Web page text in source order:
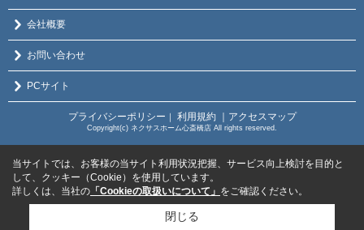
会社概要
お問い合わせ
PCサイト
プライバシーポリシー ｜ 利用規約 ｜アクセスマップ
Copyright(c) ネクサスホーム心斎橋店 All rights reserved.
当サイトでは、お客様の当サイト利用状況把握、サービス向上検討を目的と
して、クッキー（Cookie）を使用しています。
詳しくは、当社の 「Cookieの取扱いについて」 をご確認ください。
閉じる